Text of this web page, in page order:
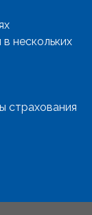
нескольких
страхования